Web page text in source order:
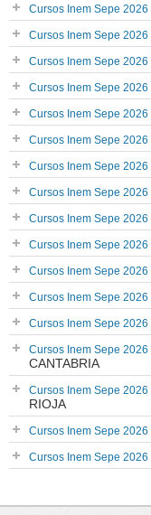
Cursos Inem Sepe 2026
Cursos Inem Sepe 2026
Cursos Inem Sepe 2026
Cursos Inem Sepe 2026
Cursos Inem Sepe 2026
Cursos Inem Sepe 2026
Cursos Inem Sepe 2026
Cursos Inem Sepe 2026
Cursos Inem Sepe 2026
Cursos Inem Sepe 2026
Cursos Inem Sepe 2026
Cursos Inem Sepe 2026
Cursos Inem Sepe 2026
Cursos Inem Sepe 2026
CANTABRIA
Cursos Inem Sepe 2026
RIOJA
Cursos Inem Sepe 2026
Cursos Inem Sepe 2026